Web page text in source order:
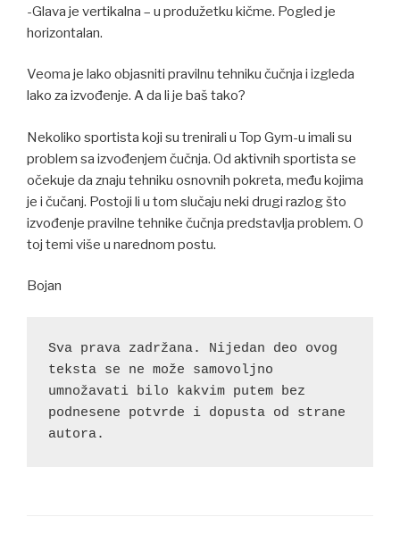
-Glava je vertikalna – u produžetku kičme. Pogled je
horizontalan.
Veoma je lako objasniti pravilnu tehniku čučnja i izgleda
lako za izvođenje. A da li je baš tako?
Nekoliko sportista koji su trenirali u Top Gym-u imali su
problem sa izvođenjem čučnja. Od aktivnih sportista se
očekuje da znaju tehniku osnovnih pokreta, među kojima
je i čučanj. Postoji li u tom slučaju neki drugi razlog što
izvođenje pravilne tehnike čučnja predstavlja problem. O
toj temi više u narednom postu.
Bojan
Sva prava zadržana. Nijedan deo ovog
teksta se ne može samovoljno
umnožavati bilo kakvim putem bez
podnesene potvrde i dopusta od strane
autora.